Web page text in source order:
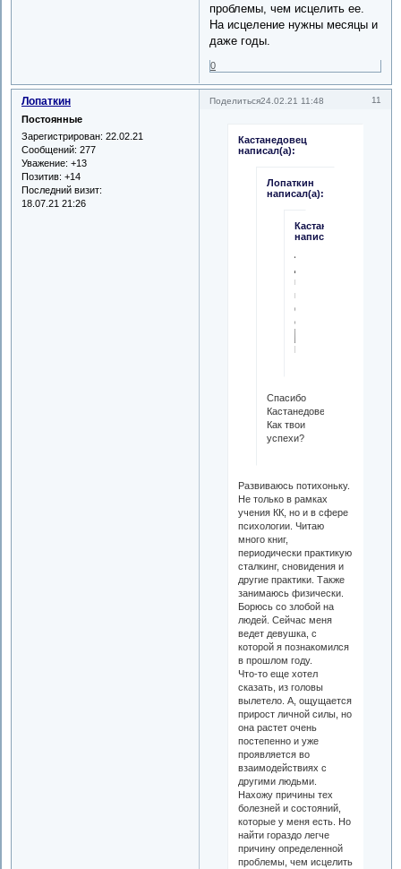
проблемы, чем исцелить ее.
На исцеление нужны месяцы и
даже годы.
0
Поделиться 11
24.02.21 11:48
Лопаткин
Постоянные
Зарегистрирован: 22.02.21
Сообщений: 277
Уважение: +13
Позитив: +14
Последний визит:
18.07.21 21:26
Кастанедовец
написал(а):
Лопаткин
написал(а):
Кастанедовец
написал(а):
Лопаткин
добро
пожаловать
на
форум,
странник
Спасибо
Кастанедовец.
Как твои
успехи?
Развиваюсь потихоньку.
Не только в рамках
учения КК, но и в сфере
психологии. Читаю
много книг,
периодически практикую
сталкинг, сновидения и
другие практики. Также
занимаюсь физически.
Борюсь со злобой на
людей. Сейчас меня
ведет девушка, с
которой я познакомился
в прошлом году.
Что-то еще хотел
сказать, из головы
вылетело. А, ощущается
прирост личной силы, но
она растет очень
постепенно и уже
проявляется во
взаимодействиях с
другими людьми.
Нахожу причины тех
болезней и состояний,
которые у меня есть. Но
найти гораздо легче
причину определенной
проблемы, чем исцелить